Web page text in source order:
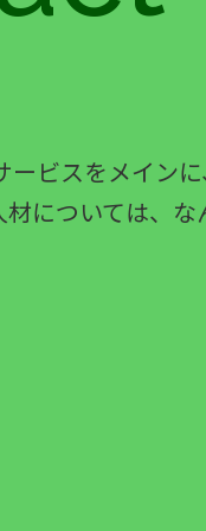
ービスをメイン
については、